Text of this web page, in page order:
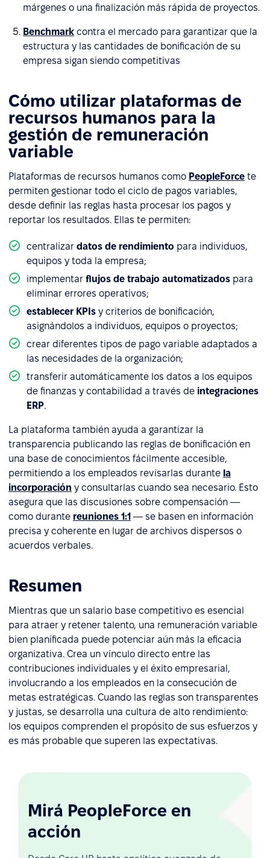
márgenes o una finalización más rápida de proyectos.
Benchmark contra el mercado para garantizar que la
estructura y las cantidades de bonificación de su
empresa sigan siendo competitivas
Cómo utilizar plataformas de
recursos humanos para la
gestión de remuneración
variable
Plataformas de recursos humanos como PeopleForce te
permiten gestionar todo el ciclo de pagos variables,
desde definir las reglas hasta procesar los pagos y
reportar los resultados. Ellas te permiten:
centralizar datos de rendimiento para individuos,
equipos y toda la empresa;
implementar flujos de trabajo automatizados para
eliminar errores operativos;
establecer KPIs y criterios de bonificación,
asignándolos a individuos, equipos o proyectos;
crear diferentes tipos de pago variable adaptados a
las necesidades de la organización;
transferir automáticamente los datos a los equipos
de finanzas y contabilidad a través de integraciones
ERP.
La plataforma también ayuda a garantizar la
transparencia publicando las reglas de bonificación en
una base de conocimientos fácilmente accesible,
permitiendo a los empleados revisarlas durante la
incorporación y consultarlas cuando sea necesario. Esto
asegura que las discusiones sobre compensación —
como durante reuniones 1:1 — se basen en información
precisa y coherente en lugar de archivos dispersos o
acuerdos verbales.
Resumen
Mientras que un salario base competitivo es esencial
para atraer y retener talento, una remuneración variable
bien planificada puede potenciar aún más la eficacia
organizativa. Crea un vínculo directo entre las
contribuciones individuales y el éxito empresarial,
involucrando a los empleados en la consecución de
metas estratégicas. Cuando las reglas son transparentes
y justas, se desarrolla una cultura de alto rendimiento:
los equipos comprenden el propósito de sus esfuerzos y
es más probable que superen las expectativas.
Mirá PeopleForce en
acción